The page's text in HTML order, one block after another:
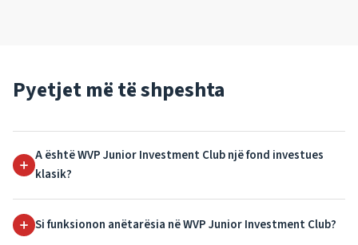
Pyetjet më të shpeshta
A është WVP Junior Investment Club një fond investues
klasik?
Si funksionon anëtarësia në WVP Junior Investment Club?